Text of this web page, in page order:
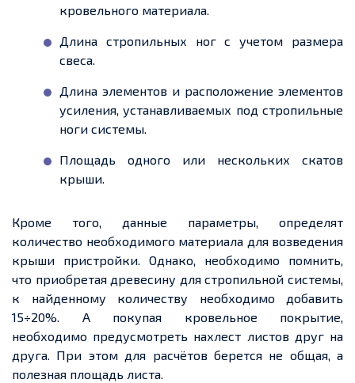
кровельного материала.
Длина стропильных ног сучетом размера
свеса.
Длина элементов и расположение элементов
усиления, устанавливаемых под стропильные
ноги системы.
Площадь одного или нескольких скатов
крыши.
Кроме того, данные параметры, определят
количество необходимого материала для возведения
крыши пристройки. Однако, необходимо помнить,
что приобретая древесину для стропильной системы,
к найденному количеству необходимо добавить
15÷20%. А покупая кровельное покрытие,
необходимо предусмотреть нахлест листов друг на
друга. При этом для расчётов беретсяне общая, а
полезная площадь листа.